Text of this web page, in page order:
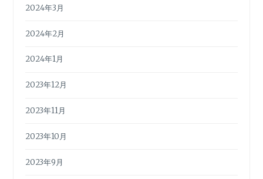
2024年3月
2024年2月
2024年1月
2023年12月
2023年11月
2023年10月
2023年9月